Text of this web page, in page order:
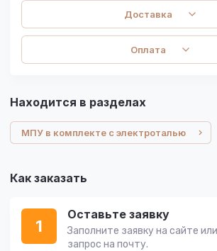
Доставка
Оплата
Находится в разделах
МПУ в комплекте с электроталью
Как заказать
1
Оставьте заявку
Заполните заявку на сайте
запрос на почту.